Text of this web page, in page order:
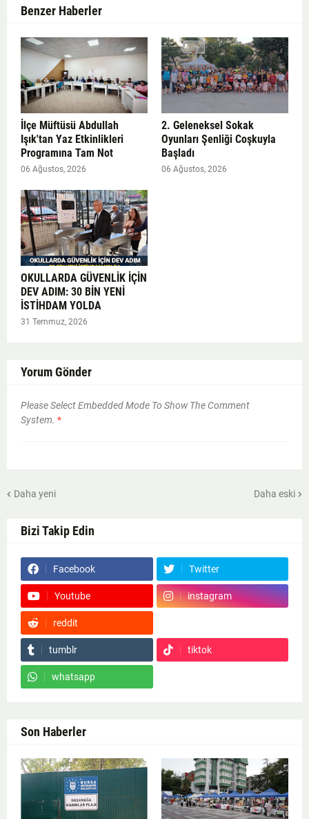
Benzer Haberler
İlçe Müftüsü Abdullah
Işık'tan Yaz Etkinlikleri
Programına Tam Not
06 Ağustos, 2026
2. Geleneksel Sokak
Oyunları Şenliği Coşkuyla
Başladı
06 Ağustos, 2026
OKULLARDA GÜVENLİK İÇİN
DEV ADIM: 30 BİN YENİ
İSTİHDAM YOLDA
31 Temmuz, 2026
Yorum Gönder
Please Select Embedded Mode To Show The Comment
System. *
Daha yeni Daha eski
Bizi Takip Edin
Facebook Twitter
Youtube instagram
reddit
tumblr tiktok
whatsapp
Son Haberler